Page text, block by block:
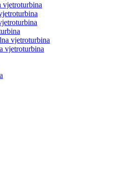
vjetroturbina
vjetroturbina
vjetroturbina